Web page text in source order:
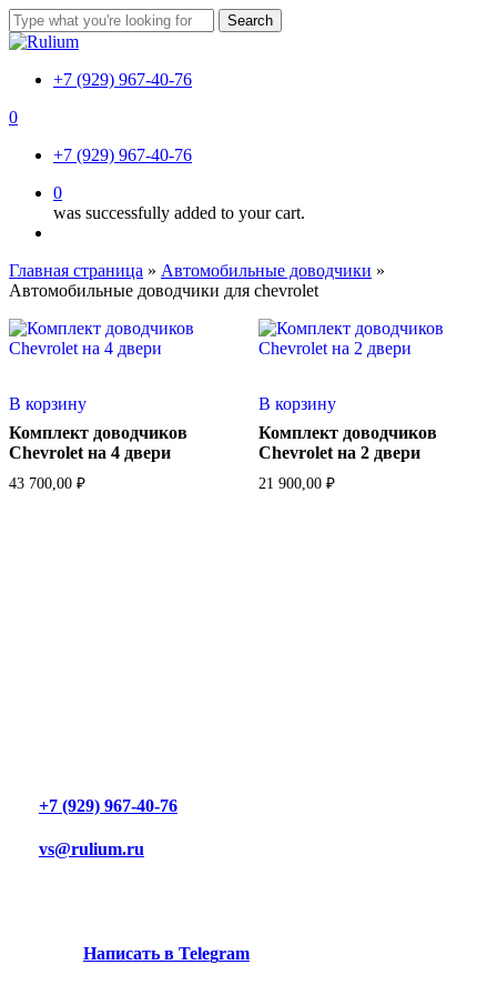
Skip
to
content
Search
Close
+7 (929) 967-40-76
0
+7 (929) 967-40-76
0
was successfully added to your cart.
Главная страница » Автомобильные доводчики »
Автомобильные доводчики для chevrolet
В корзину
Комплект доводчиков
Chevrolet на 4 двери
43 700,00 ₽
В корзину
Комплект доводчиков
Chevrolet на 2 двери
21 900,00 ₽
+7 (929) 967-40-76
vs@rulium.ru
Написать в Telegram